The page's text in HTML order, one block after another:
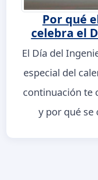
Por qué
celebra el
El Día del
especial del
continuación te
y por qué se